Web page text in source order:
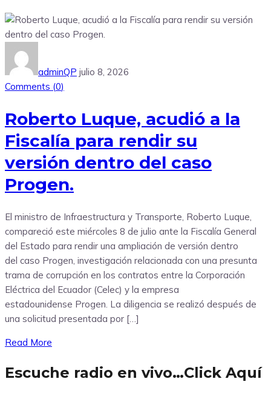
adminQP julio 8, 2026
Comments (0)
Roberto Luque, acudió a la
Fiscalía para rendir su
versión dentro del caso
Progen.
El ministro de Infraestructura y Transporte, Roberto Luque,
compareció este miércoles 8 de julio ante la Fiscalía General
del Estado para rendir una ampliación de versión dentro
del caso Progen, investigación relacionada con una presunta
trama de corrupción en los contratos entre la Corporación
Eléctrica del Ecuador (Celec) y la empresa
estadounidense Progen. La diligencia se realizó después de
una solicitud presentada por […]
Read More
Escuche radio en vivo…Click Aquí